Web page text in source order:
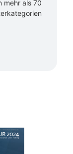
mehr als 70